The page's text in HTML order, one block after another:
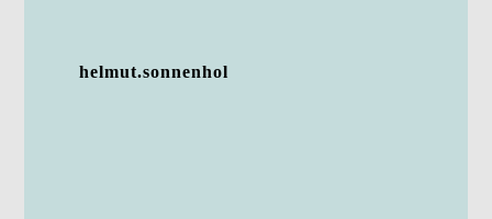
helmut.sonnenhol